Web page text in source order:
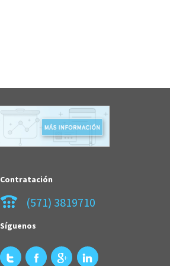
Contratación
(571) 3819710
Síguenos